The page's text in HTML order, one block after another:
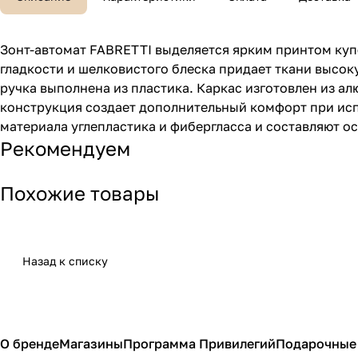
Зонт-автомат FABRETTI выделяется ярким принтом
гладкости и шелковистого блеска придает ткани
ручка выполнена из пластика. Каркас изготовлен из
конструкция создает дополнительный комфорт при
материала углепластика и фибергласса и составляют
Рекомендуем
Похожие товары
Назад к списку
О брендеМагазиныПрограмма Привилегий